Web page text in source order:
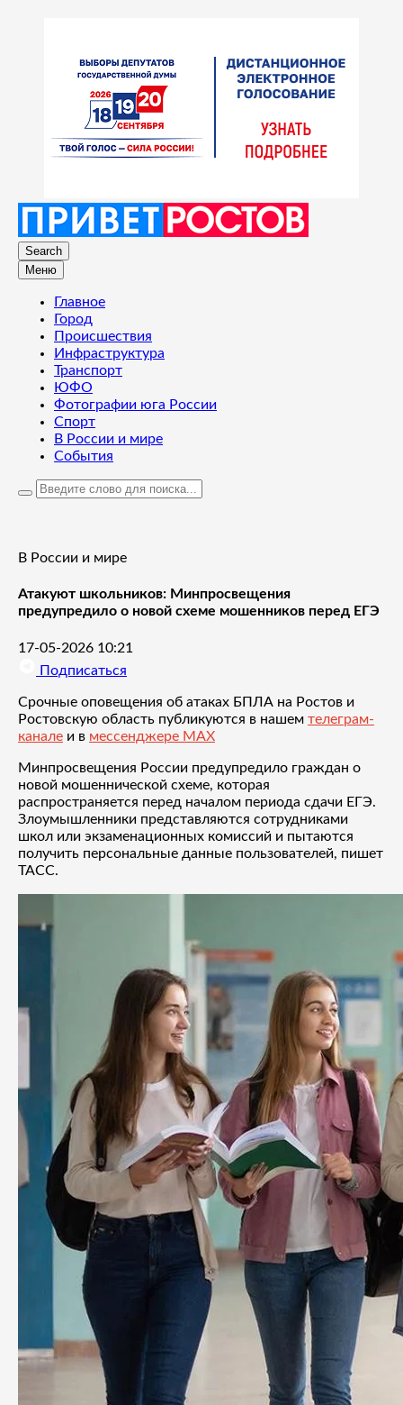
Search
Меню
Главное
Город
Происшествия
Инфраструктура
Транспорт
ЮФО
Фотографии юга России
Спорт
В России и мире
События
В России и мире
Атакуют школьников: Минпросвещения
предупредило о новой схеме мошенников перед ЕГЭ
17-05-2026 10:21
Подписаться
Срочные оповещения об атаках БПЛА на Ростов и
Ростовскую область публикуются в нашем телеграм-
канале и в мессенджере MAX
Минпросвещения России предупредило граждан о
новой мошеннической схеме, которая
распространяется перед началом периода сдачи ЕГЭ.
Злоумышленники представляются сотрудниками
школ или экзаменационных комиссий и пытаются
получить персональные данные пользователей, пишет
ТАСС.